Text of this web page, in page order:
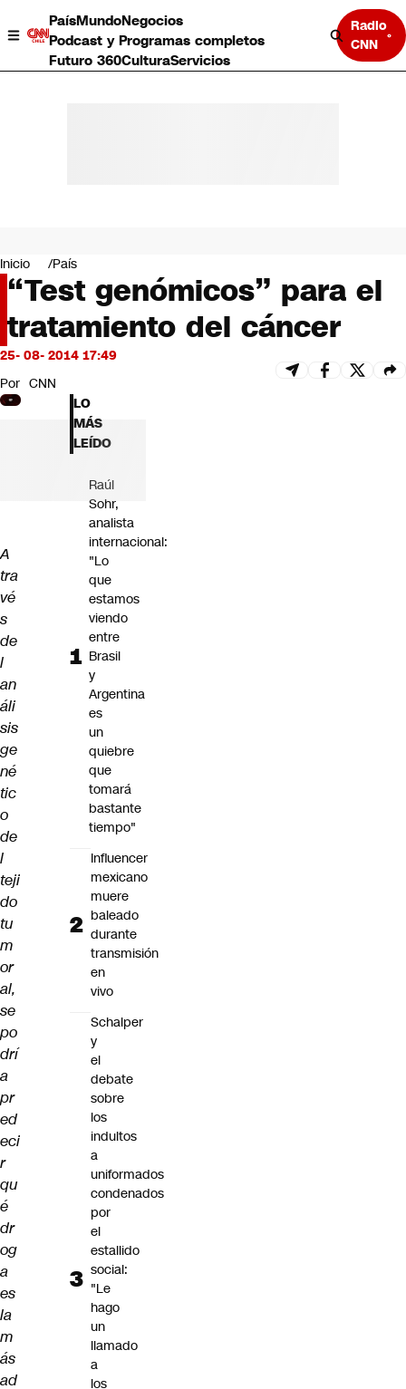
PaísMundoNegocios
Podcast y Programas completos
Futuro 360CulturaServicios
Radio
CNN
Negocios
Deportes
Programas completos
Cultura
Servicios
Bits
CNN Data
CNN tiempo
Futuro 360
Inicio País
“Test genómicos” para el
tratamiento del cáncer
25- 08- 2014 17:49
Por CNN
A
tra
vé
s
de
l
an
áli
sis
ge
né
tic
o
de
l
teji
do
tu
m
or
al,
se
po
drí
a
pr
ed
eci
r
qu
é
dr
og
a
es
la
m
ás
ad
LO
MÁS
LEÍDO
Raúl
Sohr,
analista
internacional:
"Lo
que
estamos
viendo
entre
Brasil
y
Argentina
es
un
quiebre
que
tomará
bastante
tiempo"
Influencer
mexicano
muere
baleado
durante
transmisión
en
vivo
Schalper
y
el
debate
sobre
los
indultos
a
uniformados
condenados
por
el
estallido
social:
"Le
hago
un
llamado
a
los